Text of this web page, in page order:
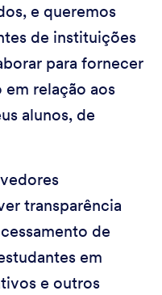
e queremos
de instituições
para fornecer
relação aos
alunos, de
transparência
de
em
e outros